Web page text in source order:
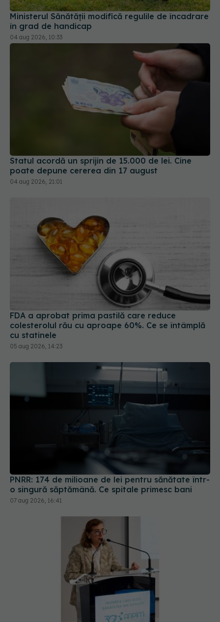
Ministerul Sănătății modifică regulile de încadrare
în grad de handicap
04 aug 2026, 10:33
Statul acordă un sprijin de 15.000 de lei. Cine
poate depune cererea din 17 august
04 aug 2026, 21:01
FDA a aprobat prima pastilă care reduce
colesterolul rău cu aproape 60%. Ce se întâmplă
cu statinele
05 aug 2026, 14:23
PNRR: 174 de milioane de lei pentru sănătate într-
o singură săptămână. Ce spitale primesc bani
07 aug 2026, 16:41